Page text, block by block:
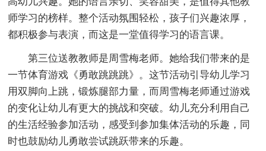
师学习的榜样。整个活动氛围轻松，孩子们兴趣浓厚，
都积极参与表演，而这是一堂值得学习的语言课。
第三位送教教师是周雪梅老师。她给我们带来的是
一节体育游戏《勇敢跳跳跳》。这节活动引导幼儿学习
用双脚向上跳，锻炼腿部力量，而周雪梅老师通过游戏
的变化让幼儿有更大的挑战和突破。幼儿充分利用自己
的生活经验参加活动，感受到参加集体活动的乐趣，同
时也鼓励幼儿勇敢尝试跳跃带来的乐趣。